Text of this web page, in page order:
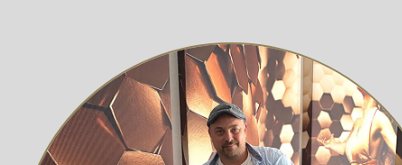
In den größeren Modellen sorgt ein separater 50-
mit dem innovativen SLPP-Bassreflexsystem (Slot
über den Gehäuseboden.
Durchdachtes Gehäusedesign
Die aufwendig konstruierten Gehäuse bestehen aus